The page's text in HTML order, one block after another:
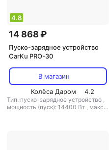
4.8
14 868 ₽
Пуско-зарядное устройство
CarKu PRO-30
В магазин
Колёса Даром
4.2
Тип: пуско-зарядное устройство ,
мощность (пуск): 14400 Вт , макс.